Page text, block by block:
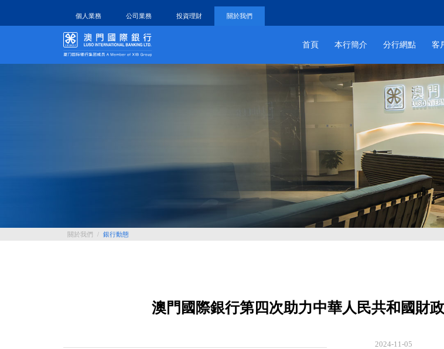
個人業務 公司業務 投資理財 關於我們
首頁 本行簡介 分行網點 客
關於我們 / 銀行動態
澳門國際銀行第四次助力中華人民共和國財
2024-11-05